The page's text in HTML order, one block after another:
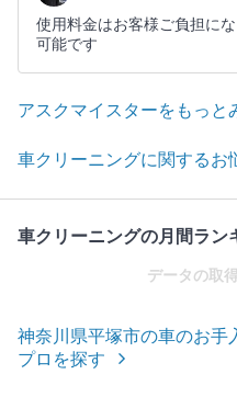
使用料金はお客様ご負担に
可能です
アスクマイスターをもっと
車クリーニングに関するお
車クリーニングの月間ラン
データの取
神奈川県平塚市の車のお手
プロを探す